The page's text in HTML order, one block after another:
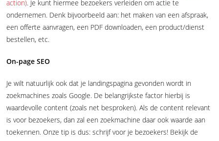
action). Je kunt hiermee bezoekers verleiden om actie te
ondernemen. Denk bijvoorbeeld aan: het maken van een afspraak,
een offerte aanvragen, een PDF downloaden, een product/dienst
bestellen, etc.
On-page SEO
Je wilt natuurlijk ook dat je landingspagina gevonden wordt in
zoekmachines zoals Google. De belangrijkste factor hierbij is
waardevolle content (zoals net besproken). Als de content relevant
is voor bezoekers, dan zal een zoekmachine daar ook waarde aan
toekennen. Onze tip is dus: schrijf voor je bezoekers! Bekijk de